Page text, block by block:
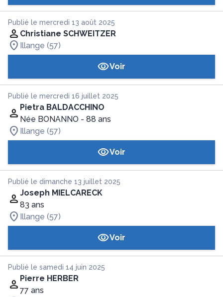
Publié le mercredi 13 août 2025
Christiane SCHWEITZER
Illange (57)
Voir
Publié le mercredi 16 juillet 2025
Pietra BALDACCHINO
Née BONANNO - 88 ans
Illange (57)
Voir
Publié le dimanche 13 juillet 2025
Joseph MIELCARECK
83 ans
Illange (57)
Voir
Publié le samedi 14 juin 2025
Pierre HERBER
77 ans